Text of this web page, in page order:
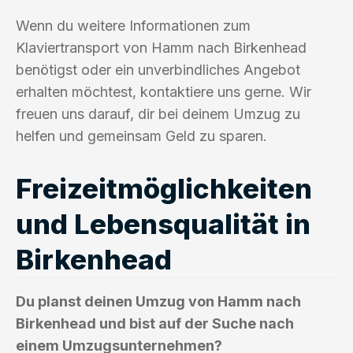
Wenn du weitere Informationen zum
Klaviertransport von Hamm nach Birkenhead
benötigst oder ein unverbindliches Angebot
erhalten möchtest, kontaktiere uns gerne. Wir
freuen uns darauf, dir bei deinem Umzug zu
helfen und gemeinsam Geld zu sparen.
Freizeitmöglichkeiten
und Lebensqualität in
Birkenhead
Du planst deinen Umzug von Hamm nach
Birkenhead und bist auf der Suche nach
einem Umzugsunternehmen?